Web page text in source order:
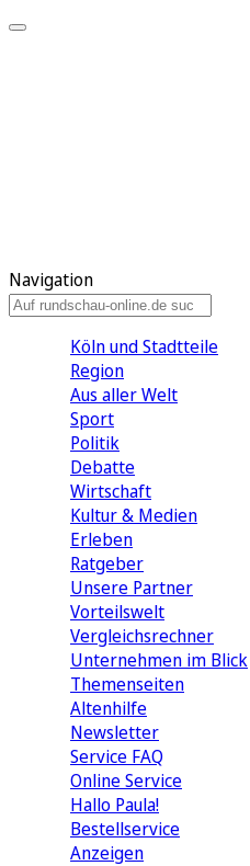
Navigation
Köln und Stadtteile
Region
Aus aller Welt
Sport
Politik
Debatte
Wirtschaft
Kultur & Medien
Erleben
Ratgeber
Unsere Partner
Vorteilswelt
Vergleichsrechner
Unternehmen im Blick
Themenseiten
Altenhilfe
Newsletter
Service FAQ
Online Service
Hallo Paula!
Bestellservice
Anzeigen